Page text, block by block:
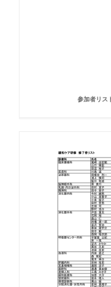
参加者リス